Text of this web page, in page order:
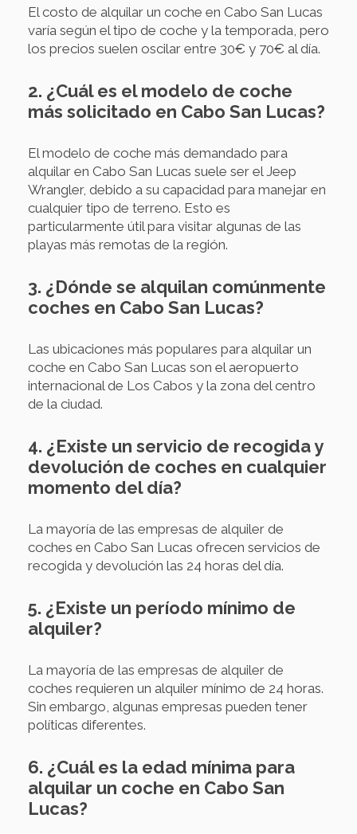
El costo de alquilar un coche en Cabo San Lucas
varía según el tipo de coche y la temporada, pero
los precios suelen oscilar entre 30€ y 70€ al día.
2. ¿Cuál es el modelo de coche
más solicitado en Cabo San Lucas?
El modelo de coche más demandado para
alquilar en Cabo San Lucas suele ser el Jeep
Wrangler, debido a su capacidad para manejar en
cualquier tipo de terreno. Esto es
particularmente útil para visitar algunas de las
playas más remotas de la región.
3. ¿Dónde se alquilan comúnmente
coches en Cabo San Lucas?
Las ubicaciones más populares para alquilar un
coche en Cabo San Lucas son el aeropuerto
internacional de Los Cabos y la zona del centro
de la ciudad.
4. ¿Existe un servicio de recogida y
devolución de coches en cualquier
momento del día?
La mayoría de las empresas de alquiler de
coches en Cabo San Lucas ofrecen servicios de
recogida y devolución las 24 horas del día.
5. ¿Existe un período mínimo de
alquiler?
La mayoría de las empresas de alquiler de
coches requieren un alquiler mínimo de 24 horas.
Sin embargo, algunas empresas pueden tener
políticas diferentes.
6. ¿Cuál es la edad mínima para
alquilar un coche en Cabo San
Lucas?